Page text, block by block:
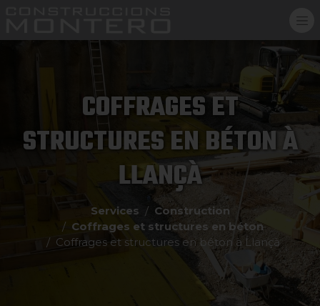
COFFRAGES ET
STRUCTURES EN BÉTON À
LLANÇÀ
Services
Construction
Coffrages et structures en béton
Coffrages et structures en béton à Llançà